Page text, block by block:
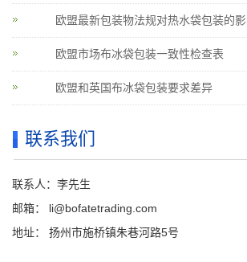
欧盟最新包装物法规对热水袋包装的影
欧盟市场布冰袋包装一致性检查表
欧盟和英国布冰袋包装要求差异
联系我们
联系人：李先生
邮箱：
li@bofatetrading.com
地址： 扬州市施桥镇朱巷河路5号